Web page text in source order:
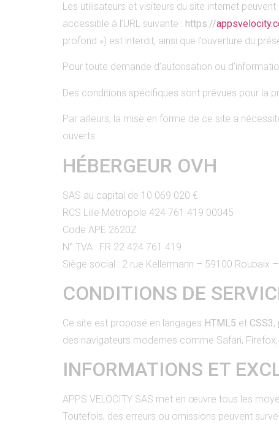
Les utilisateurs et visiteurs du site internet
accessible à l’URL suivante : https://
profond ») est interdit, ainsi que l’ouverture du
Pour toute demande d’autorisation ou
Des conditions spécifiques sont prévues pour la
Par ailleurs, la mise en forme de ce site a
ouverts.
HÉBERGEUR OVH
SAS au capital de 10 069 020 €
RCS Lille Métropole 424 761 419 00045
Code APE 2620Z
N° TVA : FR 22 424 761 419
Siège social : 2 rue Kellermann – 59100 Roubaix
CONDITIONS DE
Ce site est proposé en langages HTML5 et CSS3,
des navigateurs modernes comme Safari,
INFORMATIONS ET
APPS VELOCITY SAS met en œuvre tous les
Toutefois, des erreurs ou omissions peuvent